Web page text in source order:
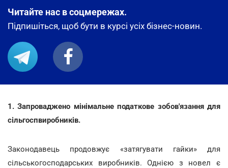
Читайте нас в соцмережах.
Підпишіться, щоб бути в курсі усіх бізнес-новин.
1. Запроваджено мінімальне податкове зобов'язання для
сільгоспвиробників.
Законодавець продовжує «затягувати гайки» для
сільськогосподарських виробників. Однією з новел є